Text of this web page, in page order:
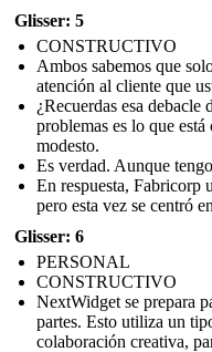
Glisser: 5
CONSTRUCTIVO
Ambos sabemos que
atención al cliente que
¿Recuerdas esa
problemas es lo que
modesto.
Es verdad. Aunque
En respuesta, Fabricorp
pero esta vez se centró
Glisser: 6
PERSONAL
CONSTRUCTIVO
NextWidget se prepara
partes. Esto utiliza un
colaboración creativa,